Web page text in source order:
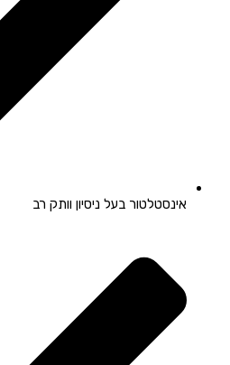
אינסטלטור בעל ניסיון וותק רב